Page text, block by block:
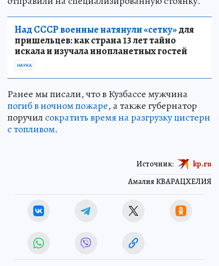
Над СССР военные натянули «сетку»для
пришельцев: как страна 13 лет тайно
искала и изучала инопланетных гостей
НАУКА
Ранее мы писали, что в Кузбассе мужчина
погиб в ночном пожаре, а также губернатор
поручил сократить время на разгрузку цистерн
с топливом.
Амалия КВАРАЦХЕЛИЯ
Источник: kp.ru